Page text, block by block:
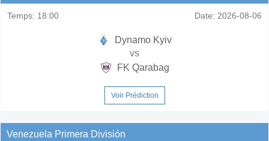
Temps: 18:00 Date: 2026-08-06
Dynamo Kyiv
vs
FK Qarabag
Voir Prédiction
Venezuela Primera División